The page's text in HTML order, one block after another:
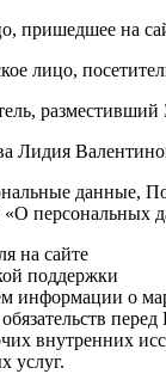
пришедшее на
лицо,
разместивший
данные,
персональных
на сайте
поддержки
информации о
перед
внутренних
услуг.